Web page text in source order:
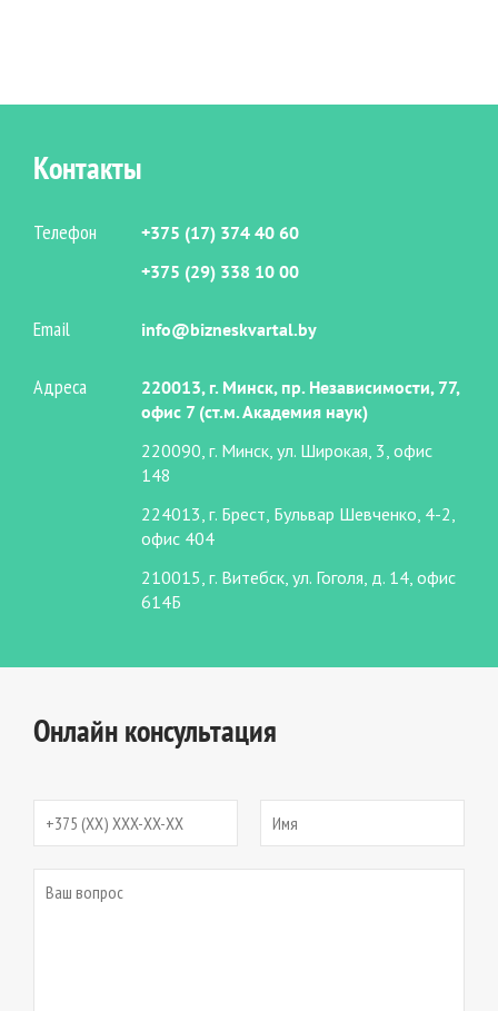
Онлайн консультация
Контакты
Телефон
+375 (17) 374 40 60
+375 (29) 338 10 00
Email info@bizneskvartal.by
Адреса
220013, г. Минск, пр. Независимости, 77,
офис 7 (ст.м. Академия наук)
220090, г. Минск, ул. Широкая, 3, офис
148
224013, г. Брест, Бульвар Шевченко, 4-2,
офис 404
210015, г. Витебск, ул. Гоголя, д. 14, офис
614Б